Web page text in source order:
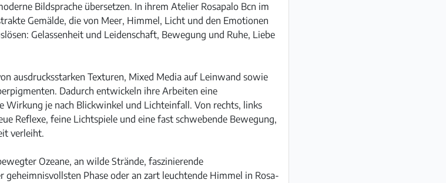
Bildsprache übersetzen. In ihrem Atelier Rosapalo Bcn im
Gemälde, die von Meer, Himmel, Licht und den Emotionen
Gelassenheit und Leidenschaft, Bewegung und Ruhe, Liebe
ausdrucksstarken Texturen, Mixed Media auf Leinwand sowie
Dadurch entwickeln ihre Arbeiten eine
Wirkung je nach Blickwinkel und Lichteinfall. Von rechts, links
Reflexe, feine Lichtspiele und eine fast schwebende Bewegung,
verleiht.
Ozeane, an wilde Strände, faszinierende
Phase oder an zart leuchtende Himmel in Rosa-